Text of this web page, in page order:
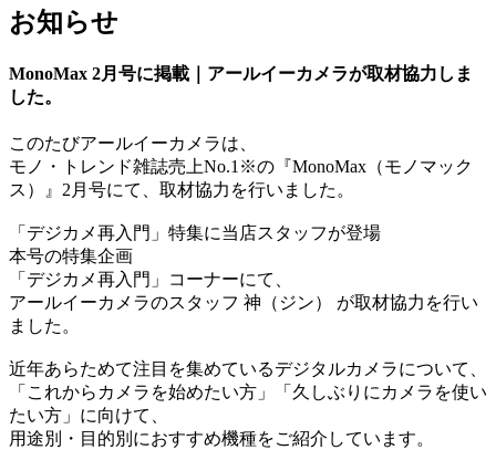
お知らせ
MonoMax 2月号に掲載｜アールイーカメラが取材協力しま
した。
このたびアールイーカメラは、
モノ・トレンド雑誌売上No.1※の『MonoMax（モノマック
ス）』2月号にて、取材協力を行いました。
「デジカメ再入門」特集に当店スタッフが登場
本号の特集企画
「デジカメ再入門」コーナーにて、
アールイーカメラのスタッフ 神（ジン） が取材協力を行い
ました。
近年あらためて注目を集めているデジタルカメラについて、
「これからカメラを始めたい方」「久しぶりにカメラを使い
たい方」に向けて、
用途別・目的別におすすめ機種をご紹介しています。